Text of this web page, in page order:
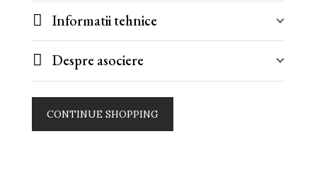
Informatii tehnice
Despre asociere
CONTINUE SHOPPING